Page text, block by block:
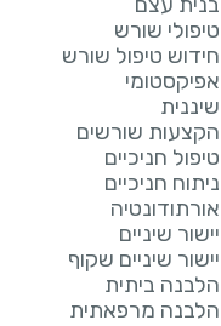
טיפולי שורש
חידוש טיפול שורש
אפיקסטומי
שיננית
הקצעות שורשים
טיפול חניכיים
ניתוח חניכיים
אורתודונטיה
יישור שיניים
יישור שיניים שקוף
הלבנה ביתית
הלבנה מרפאתית